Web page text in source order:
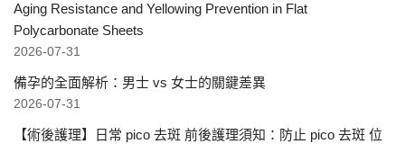
Aging Resistance and Yellowing Prevention in Flat
Polycarbonate Sheets
2026-07-31
備孕的全面解析：男士 vs 女士的關鍵差異
2026-07-31
【術後護理】日常 pico 去斑 前後護理須知：防止 pico 去斑 位